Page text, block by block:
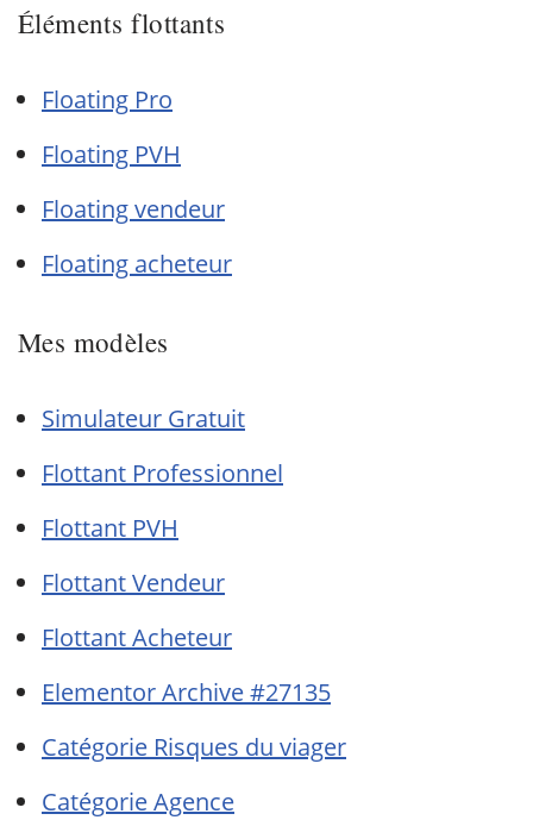
Éléments flottants
Floating Pro
Floating PVH
Floating vendeur
Floating acheteur
Mes modèles
Simulateur Gratuit
Flottant Professionnel
Flottant PVH
Flottant Vendeur
Flottant Acheteur
Elementor Archive #27135
Catégorie Risques du viager
Catégorie Agence